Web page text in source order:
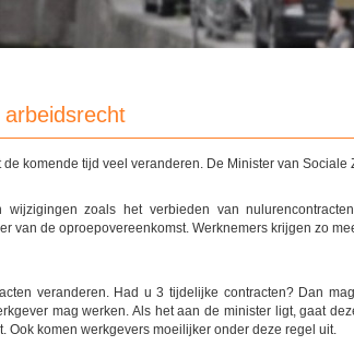
komende tijd veel veranderen. De Minister van
wijzigingen zoals het verbieden van
van de oproepovereenkomst. Werknemers krijgen zo
veranderen. Had u 3 tijdelijke contracten? Dan
mag werken. Als het aan de minister ligt, gaat
Ook komen werkgevers moeilijker onder deze regel uit.